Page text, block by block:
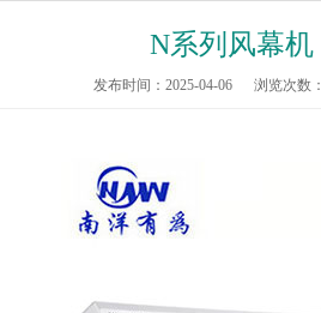
N系列风幕机
发布时间：2025-04-06 浏览次数：